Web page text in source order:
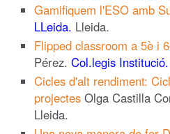
Gamifiquem l'ESO amb
LLeida. Lleida.
Flipped classroom a 5è i
Pérez. Col.legis
Cicles d'alt rendiment:
projectes Olga Castilla
Lleida.